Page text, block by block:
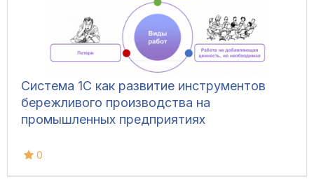
Система 1С как развитие инструментов
бережливого производства на
промышленных предприятиях
0